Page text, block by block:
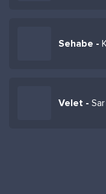
Sehabe -
Velet -